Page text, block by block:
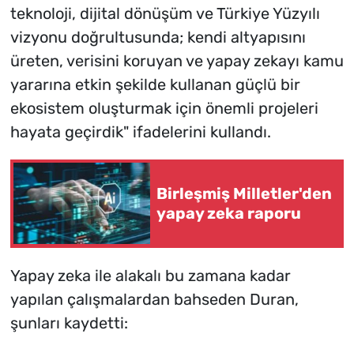
teknoloji, dijital dönüşüm ve Türkiye Yüzyılı
vizyonu doğrultusunda; kendi altyapısını
üreten, verisini koruyan ve yapay zekayı kamu
yararına etkin şekilde kullanan güçlü bir
ekosistem oluşturmak için önemli projeleri
hayata geçirdik" ifadelerini kullandı.
Birleşmiş Milletler'den
yapay zeka raporu
Yapay zeka ile alakalı bu zamana kadar
yapılan çalışmalardan bahseden Duran,
şunları kaydetti: